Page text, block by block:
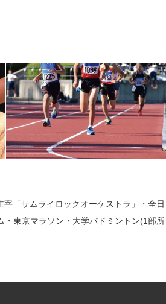
「サムライロックオーケストラ」・全日
東京マラソン・大学バドミントン(1部所